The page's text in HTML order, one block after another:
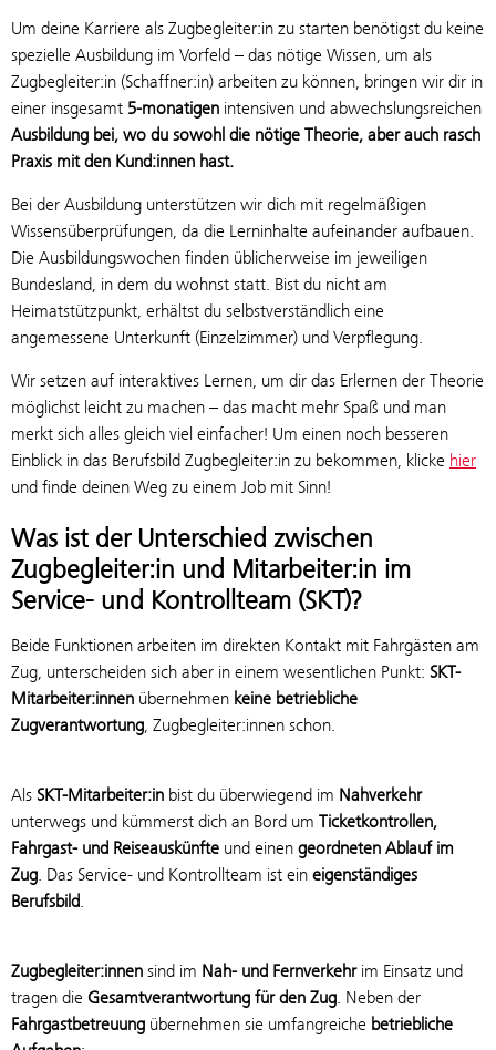
Um deine Karriere als Zugbegleiter:in zu starten benötigst du keine
spezielle Ausbildung im Vorfeld – das nötige Wissen, um als
Zugbegleiter:in (Schaffner:in) arbeiten zu können, bringen wir dir in
einer insgesamt 5-monatigen intensiven und abwechslungsreichen
Ausbildung bei, wo du sowohl die nötige Theorie, aber auch rasch
Praxis mit den Kund:innen hast.
Bei der Ausbildung unterstützen wir dich mit regelmäßigen
Wissensüberprüfungen, da die Lerninhalte aufeinander aufbauen.
Die Ausbildungswochen finden üblicherweise im jeweiligen
Bundesland, in dem du wohnst statt. Bist du nicht am
Heimatstützpunkt, erhältst du selbstverständlich eine
angemessene Unterkunft (Einzelzimmer) und Verpflegung.
Wir setzen auf interaktives Lernen, um dir das Erlernen der Theorie
möglichst leicht zu machen – das macht mehr Spaß und man
merkt sich alles gleich viel einfacher! Um einen noch besseren
Einblick in das Berufsbild Zugbegleiter:in zu bekommen, klicke hier
und finde deinen Weg zu einem Job mit Sinn!
Was ist der Unterschied zwischen
Zugbegleiter:in und Mitarbeiter:in im
Service- und Kontrollteam (SKT)?
Beide Funktionen arbeiten im direkten Kontakt mit Fahrgästen am
Zug, unterscheiden sich aber in einem wesentlichen Punkt: SKT-
Mitarbeiter:innen übernehmen keine betriebliche
Zugverantwortung , Zugbegleiter:innen schon.
Als SKT-Mitarbeiter:in bist du überwiegend im Nahverkehr
unterwegs und kümmerst dich an Bord um Ticketkontrollen,
Fahrgast- und Reiseauskünfte und einen geordneten Ablauf im
Zug . Das Service- und Kontrollteam ist ein eigenständiges
Berufsbild
Zugbegleiter:innen sind im Nah- und Fernverkehrim Einsatz und
tragen die Gesamtverantwortung für den Zug . Neben der
Fahrgastbetreuung übernehmen sie umfangreiche betriebliche